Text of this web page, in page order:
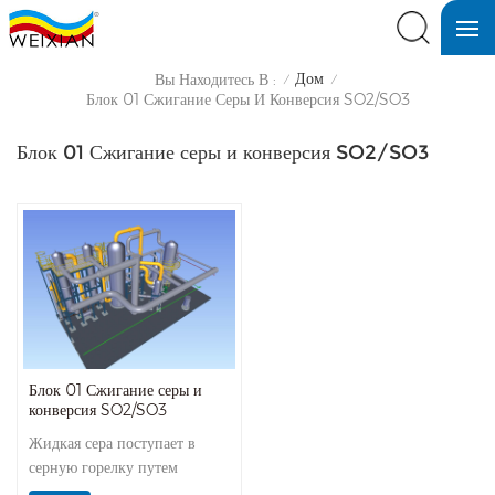
Вы Находитесь В : / Дом /
Блок 01 Сжигание Серы И Конверсия SO2/SO3
Блок 01 Сжигание серы и конверсия SO2/SO3
Блок 01 Сжигание серы и
конверсия SO2/SO3
Жидкая сера поступает в
серную горелку путем